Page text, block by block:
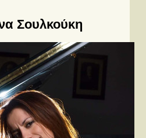
Σουλκούκη